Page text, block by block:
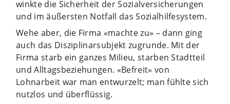
winkte die Sicherheit der Sozialversicherungen
und im äußersten Notfall das Sozialhilfesystem.
Wehe aber, die Firma «machte zu» – dann ging
auch das Disziplinarsubjekt zugrunde. Mit der
Firma starb ein ganzes Milieu, starben Stadtteil
und Alltagsbeziehungen. «Befreit» von
Lohnarbeit war man entwurzelt; man fühlte sich
nutzlos und überflüssig.